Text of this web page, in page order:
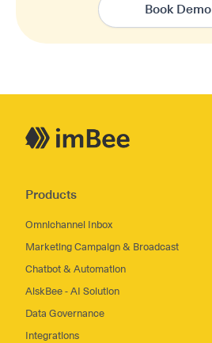
Book Demo
Products
Omnichannel Inbox
Marketing Campaign & Broadcast
Chatbot & Automation
AiskBee - AI Solution
Data Governance
Integrations